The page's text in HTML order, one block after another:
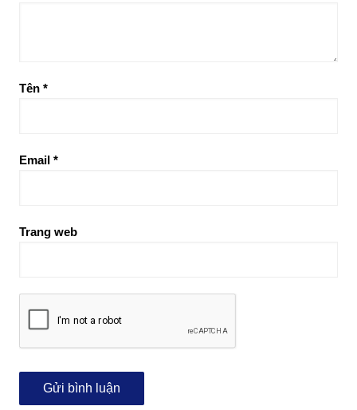
Tên *
Email *
Trang web